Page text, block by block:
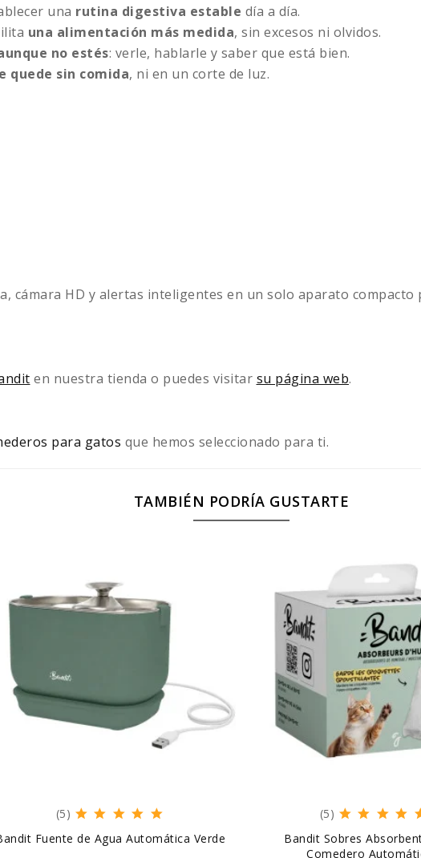
una rutina digestiva estable día a día.
una alimentación más medida, sin excesos ni olvidos.
no estés: verle, hablarle y saber que está bien.
quede sin comida, ni en un corte de luz.
cámara HD y alertas inteligentes en un solo aparato
en nuestra tienda o puedes visitar su página web.
para gatos que hemos seleccionado para ti.
TAMBIÉN PODRÍA GUSTARTE
(5)
Fuente de Agua Automática Verde
(5)
Bandit Sobres
Comedero